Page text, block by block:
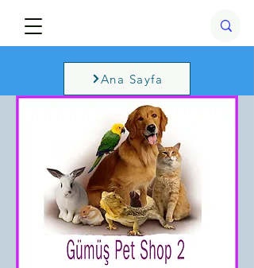
Ana Sayfa